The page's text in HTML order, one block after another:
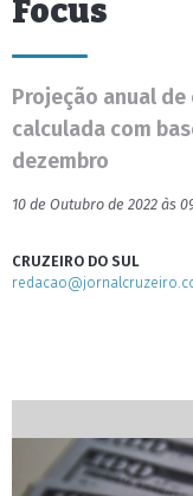
Focus
Projeção anual
calculada com
dezembro
10 de Outubro de 2022 às
CRUZEIRO DO SUL